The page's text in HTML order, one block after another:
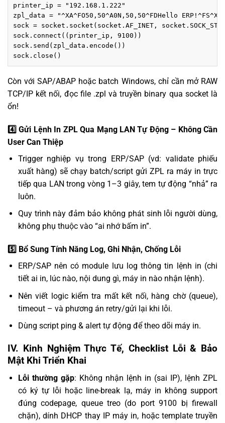
printer_ip = "192.168.1.222"
zpl_data = "^XA^FO50,50^A0N,50,50^FDHello
sock = socket.socket(socket.AF_INET,
sock.connect((printer_ip, 9100))
sock.send(zpl_data.encode())
Còn với SAP/ABAP hoặc batch Windows, chỉ cần mở RAW
TCP/IP kết nối, đọc file .zpl và truyền binary qua socket là
ổn!
4️⃣ Gửi Lệnh In ZPL Qua Mạng LAN Tự Động – Không Cần
User Can Thiệp
Trigger nghiệp vụ trong ERP/SAP (vd: validate phiếu
xuất hàng) sẽ chạy batch/script gửi ZPL ra máy in trực
tiếp qua LAN trong vòng 1–3 giây, tem tự động “nhả” ra
luôn.
Quy trình này đảm bảo không phát sinh lỗi người dùng,
không phụ thuộc vào “ai nhớ bấm in”.
5️⃣ Bổ Sung Tính Năng Log, Ghi Nhận, Chống Lỗi
ERP/SAP nên có module lưu log thông tin lệnh in (chi
tiết ai in, lúc nào, nội dung gì, máy in nào nhận lệnh).
Nên viết logic kiểm tra mất kết nối, hàng chờ (queue),
timeout – và phương án retry/gửi lại khi lỗi.
Dùng script ping & alert tự động để theo dõi máy in.
IV. Kinh Nghiệm Thực Tế, Checklist Lỗi & Bảo
Mật Khi Triển Khai
Lỗi thường gặp: Không nhận lệnh in (sai IP), lệnh ZPL
có ký tự lỗi hoặc line-break lạ, máy in không support
đúng codepage, queue treo (do port 9100 bị firewall
chặn), dính DHCP thay IP máy in, hoặc template truyền